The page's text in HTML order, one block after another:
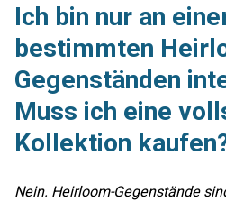
Ich bin nur an
bestimmten
Gegenständen
Muss ich eine
Kollektion
Nein. Heirloom-Gegenstände